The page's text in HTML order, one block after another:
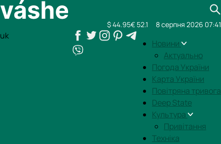
uk
Новини
Актуально
Погода України
Карта України
Повітряна тривога
Deep State
Культура
Привітання
Техніка
$ 44.95€ 52.1 8 серпня 2026 07:41